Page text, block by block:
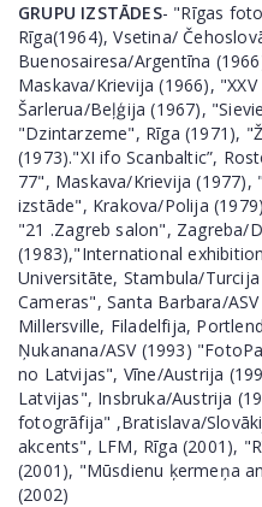
GRUPU IZSTĀDES- "Rīgas
Rīga(1964), Vsetina/
Buenosairesa/Argentīna
Maskava/Krievija (1966),
Šarlerua/Beļģija (1967),
"Dzintarzeme", Rīga (1971),
(1973)."XI ifo Scanbaltic”,
77", Maskava/Krievija
izstāde", Krakova/Polija
"21 .Zagreb salon", Zagreba/
(1983),"International
Universitāte, Stambula/
Cameras", Santa Barbara/
Millersville, Filadelfija,
Ņukanana/ASV (1993)
no Latvijas", Vīne/Austrija
Latvijas", Insbruka/Austrija
fotogrāfija" ,Bratislava/
akcents", LFM, Rīga (2001),
(2001), "Mūsdienu ķermeņa
(2002)